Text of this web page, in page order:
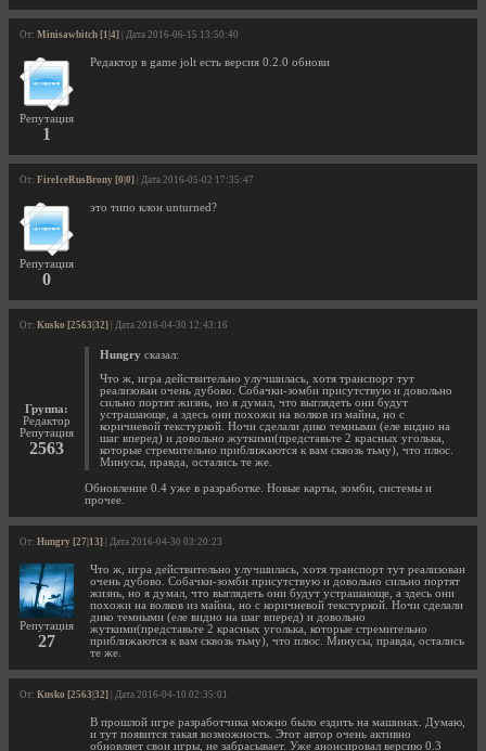
От: Minisawbitch [1|4] | Дата 2016-06-15 13:50:40
Репутация
1
Редактор в game jolt есть версия 0.2.0 обнови
От: FireIceRusBrony [0|0] | Дата 2016-05-02 17:35:47
Репутация
0
это типо клон unturned?
От: Kusko [2563|32] | Дата 2016-04-30 12:43:16
Группа:
Редактор
Репутация
2563
Hungry сказал:
Что ж, игра действительно улучшилась, хотя транспорт тут
реализован очень дубово. Собачки-зомби присутствую и довольно
сильно портят жизнь, но я думал, что выглядеть они будут
устрашающе, а здесь они похожи на волков из майна, но с
коричневой текстуркой. Ночи сделали дико темными (еле видно на
шаг вперед) и довольно жуткими(представьте 2 красных уголька,
которые стремительно приближаются к вам сквозь тьму), что плюс.
Минусы, правда, остались те же.
Обновление 0.4 уже в разработке. Новые карты, зомби, системы и
прочее.
От: Hungry [27|13] | Дата 2016-04-30 03:20:23
Репутация
27
Что ж, игра действительно улучшилась, хотя транспорт тут реализован
очень дубово. Собачки-зомби присутствую и довольно сильно портят
жизнь, но я думал, что выглядеть они будут устрашающе, а здесь они
похожи на волков из майна, но с коричневой текстуркой. Ночи сделали
дико темными (еле видно на шаг вперед) и довольно
жуткими(представьте 2 красных уголька, которые стремительно
приближаются к вам сквозь тьму), что плюс. Минусы, правда, остались
те же.
От: Kusko [2563|32] | Дата 2016-04-10 02:35:01
В прошлой игре разработчика можно было ездить на машинах. Думаю,
и тут появится такая возможность. Этот автор очень активно
обновляет свои игры, не забрасывает. Уже анонсировал версию 0.3